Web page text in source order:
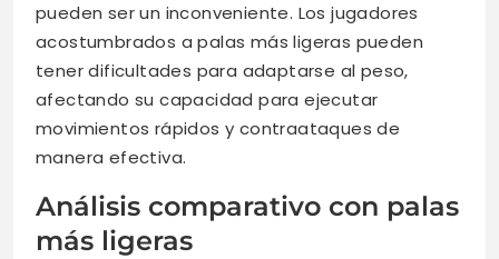
pueden ser un inconveniente. Los jugadores
acostumbrados a palas más ligeras pueden
tener dificultades para adaptarse al peso,
afectando su capacidad para ejecutar
movimientos rápidos y contraataques de
manera efectiva.
Análisis comparativo con palas
más ligeras